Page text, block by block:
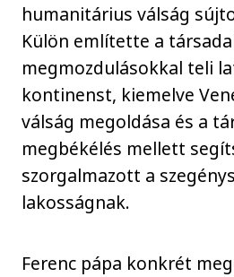
humanitárius válság
Külön említette a
megmozdulásokkal teli
kontinenst, kiemelve
válság megoldása és a
megbékélés mellett
szorgalmazott a
lakosságnak.
Ferenc pápa konkrét